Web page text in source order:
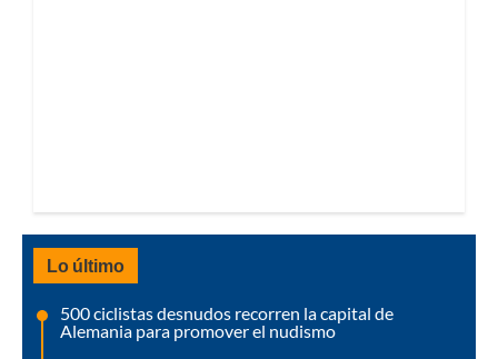
Lo último
500 ciclistas desnudos recorren la capital de
Alemania para promover el nudismo